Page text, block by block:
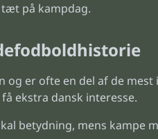
på kampdag.
er ofte en del af de
ekstra dansk interesse.
betydning, mens kampe